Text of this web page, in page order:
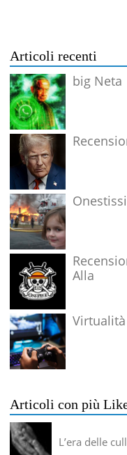
Articoli recenti
big Neta
Alla
Articoli con più
L’era delle